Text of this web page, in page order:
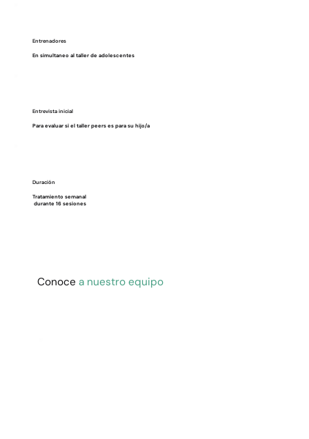
Entrenadores
En simultaneo al taller de adolescentes
Entrevista inicial
Para evaluar si el taller peers es para su hijo/a
Duración
Tratamiento semanal
durante 16 sesiones
Conoce a nuestro equipo